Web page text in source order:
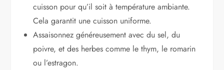
cuisson pour qu’il soit à température ambiante.
Cela garantit une cuisson uniforme.
Assaisonnez généreusement avec du sel, du
poivre, et des herbes comme le thym, le romarin
ou l’estragon.